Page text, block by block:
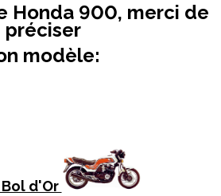
Honda 900, merci de
préciser
modèle:
d'Or